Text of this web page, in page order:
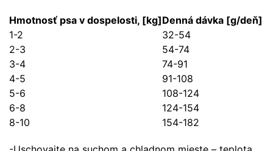
Hmotnosť psa v dospelosti, [kg]Denná dávka [g/deň]
1-2
32-54
2-3
54-74
3-4
74-91
4-5
91-108
5-6
108-124
6-8
124-154
8-10
154-182